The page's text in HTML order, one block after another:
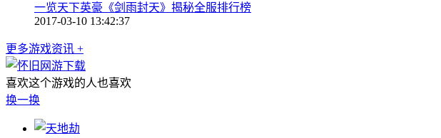
一览天下英豪《剑雨封天》揭秘全服排行榜
2017-03-10 13:42:37
更多游戏资讯 +
喜欢这个游戏的人也喜欢
换一换